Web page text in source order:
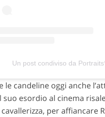
Un post condiviso da
le candeline oggi anche
suo esordio al cinema
per affiancare